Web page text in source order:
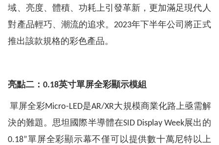
域、亮度、體積、功耗上引發革新，更加滿足現代人
對產品輕巧、潮流的追求。2023年下半年公司將正式
推出該款規格的彩色產品。
亮點二：0.18英寸單屏全彩顯示模組
單屏全彩Micro-LED是AR/XR大規模商業化路上亟需解
決的難題。思坦國際半導體在SID Display Week展出的
0.18”單屏全彩顯示幕不僅可以提供數十萬尼特以上